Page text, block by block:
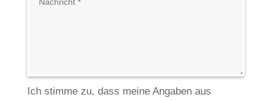
Ich stimme zu, dass meine Angaben aus